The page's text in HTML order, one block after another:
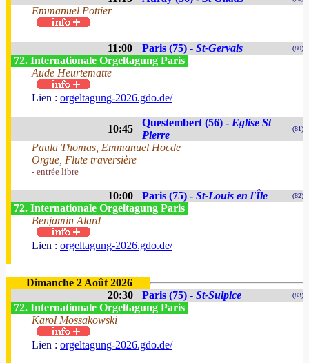
Emmanuel Pottier
11:00 Paris (75) - St-Gervais (80)
72. Internationale Orgeltagung Paris
Aude Heurtematte
Lien : orgeltagung-2026.gdo.de/
10:45
Questembert (56) - Eglise St
Pierre
(81)
Paula Thomas, Emmanuel Hocde
Orgue, Flute traversière
- entrée libre
10:00 Paris (75) - St-Louis en l'Île (82)
72. Internationale Orgeltagung Paris
Benjamin Alard
Lien : orgeltagung-2026.gdo.de/
Dimanche 2 Août 2026
20:30
Paris (75) - St-Sulpice (83)
72. Internationale Orgeltagung Paris
Karol Mossakowski
Lien : orgeltagung-2026.gdo.de/